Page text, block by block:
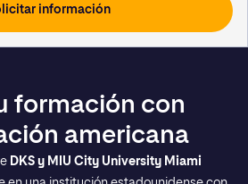
otorgado, así como ejercitar los derechos
22 del Reglamento (UE) 2016/679, mediante solicitud
lopd@kschool.com, identificándose debidamente. Si
formación con
americana
DKS y MIU City University Miami